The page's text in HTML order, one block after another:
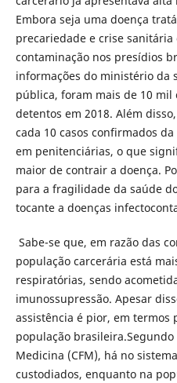
Embora seja uma doença
precariedade e crise sanitária
contaminação nos presídios
informações do ministério da
pública, foram mais de 10
detentos em 2018. Além
cada 10 casos confirmados
em penitenciárias, o que
maior de contrair a doença.
para a fragilidade da saúde
tocante a doenças
Sabe-se que, em razão das
população carcerária está
respiratórias, sendo
imunossupressão. Apesar
assistência é pior, em termos
população brasileira.Segundo
Medicina (CFM), há no
custodiados, enquanto na